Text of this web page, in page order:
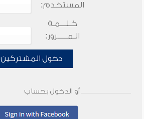
المستخدم:
كـلـــمـة
الـمـــــرور:
دخول المشتركين
أو الدخول بحساب